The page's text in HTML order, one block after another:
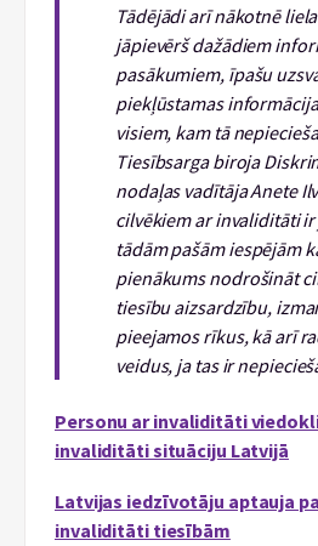
Tādējādi arī nākotnē
jāpievērš dažādiem
pasākumiem, īpašu
piekļūstamas
visiem, kam tā
Tiesībsarga biroja
nodaļas vadītāja Anete
cilvēkiem ar invaliditāti
tādām pašām iespējām
pienākums nodrošināt
tiesību aizsardzību,
pieejamos rīkus, kā arī
veidus, ja tas ir
Personu ar invaliditāti
invaliditāti situāciju Latvijā
Latvijas iedzīvotāju aptauja
invaliditāti tiesībām